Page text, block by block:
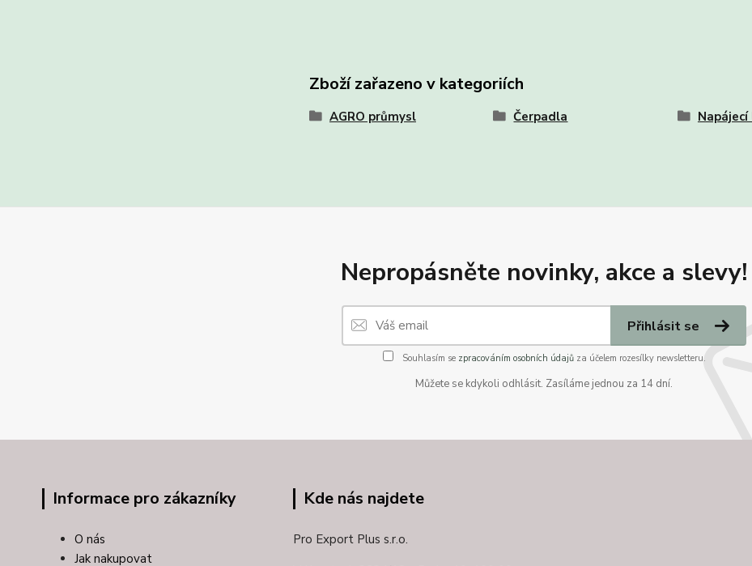
Zboží zařazeno v kategoriích
AGRO průmysl Čerpadla
Nepropásněte novinky, akce a slevy!
Přihlásit se
Souhlasím se zpracováním osobních údajůza účelem rozesílky newsletteru.
Můžete se kdykoli odhlásit. Zasíláme jednou za 14 dní.
Informace pro zákazníky
O nás
Jak nakupovat
Kde nás najdete
Pro Export Plus s.r.o.